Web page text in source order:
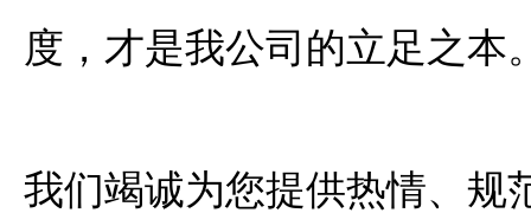
度，才是我公司的立足之本
我们竭诚为您提供热情、规